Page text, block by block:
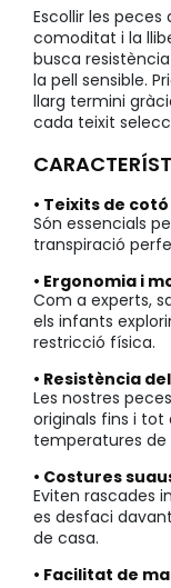
Escollir les
comoditat i la
busca
la pell sensible.
llarg termini
cada teixit
• Teixits de
Són essencials
transpiració
• Ergonomia i
Com a experts,
els infants
restricció física.
• Resistència
Les nostres
originals fins i
temperatures de
• Costures
Eviten rascades
es desfaci
de casa.
• Facilitat de